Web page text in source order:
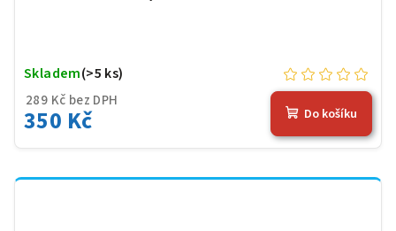
289 Kč bez DPH
350 Kč
Skladem(>5 ks)
Do košíku